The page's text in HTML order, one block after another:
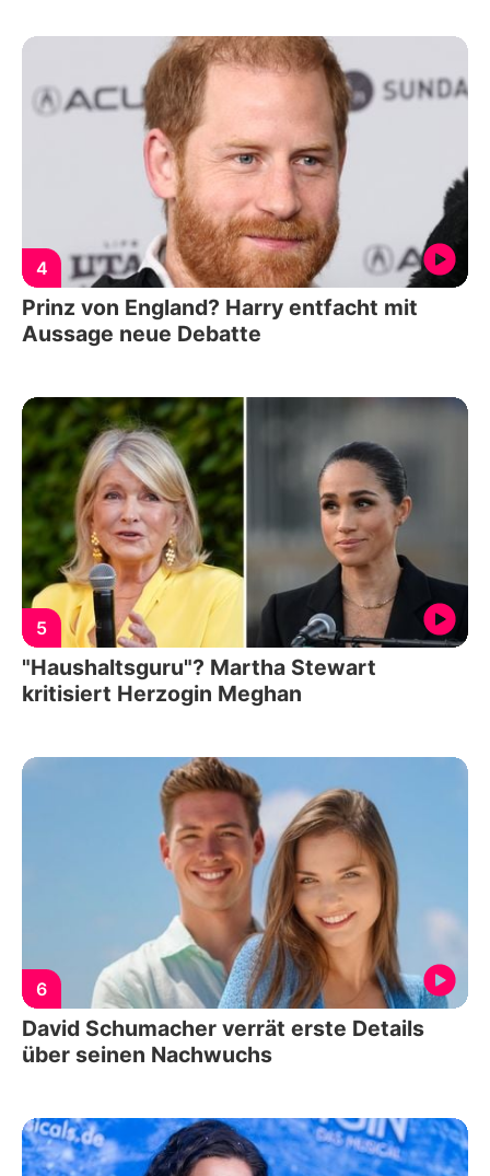
4
Prinz von England? Harry entfacht mit
Aussage neue Debatte
5
"Haushaltsguru"? Martha Stewart
kritisiert Herzogin Meghan
6
David Schumacher verrät erste Details
über seinen Nachwuchs